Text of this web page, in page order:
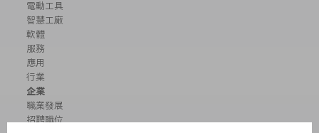
電動工具
智慧工廠
軟體
服務
應用
行業
企業
職業發展
招聘職位